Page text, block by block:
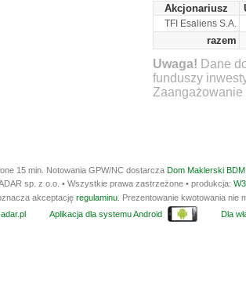
Akcjonariusz
TFI Esaliens S.A.
razem
Uwaga! Dane
funduszy
Zaangażowanie
15 min. Notowania GPW/NC dostarcza Dom Maklerski
sp. z o.o. • Wszystkie prawa zastrzeżone • produkcja:
akceptację regulaminu . Prezentowanie kwotowania
Aplikacja dla systemu Android Dla